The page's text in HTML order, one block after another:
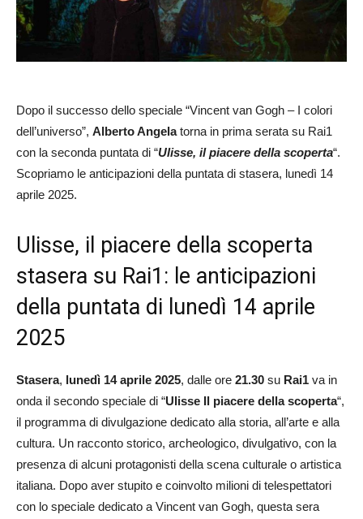
Dopo il successo dello speciale “Vincent van Gogh – I colori
dell’universo”, Alberto Angelatorna in prima serata su Rai1
con la seconda puntata di “Ulisse, il piacere della scoperta“.
Scopriamo le anticipazioni della puntata di stasera, lunedì 14
aprile 2025.
Ulisse, il piacere della scoperta
stasera su Rai1: le anticipazioni
della puntata di lunedì 14 aprile
2025
Stasera, lunedì 14 aprile 2025, dalle ore 21.30 su Rai1 va in
onda il secondo speciale di “Ulisse Il piacere della scoperta“,
il programma di divulgazione dedicato alla storia, all’arte e alla
cultura. Un racconto storico, archeologico, divulgativo, con la
presenza di alcuni protagonisti della scena culturale o artistica
italiana. Dopo aver stupito e coinvolto milioni di telespettatori
con lo speciale dedicato a Vincent van Gogh, questa sera